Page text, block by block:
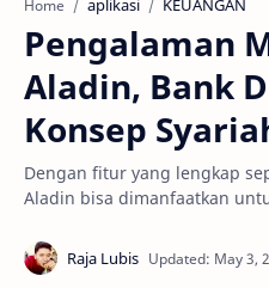
Home aplikasi KEUANGAN
Pengalaman
Aladin, Bank
Konsep
Dengan fitur yang lengkap
Aladin bisa dimanfaatkan